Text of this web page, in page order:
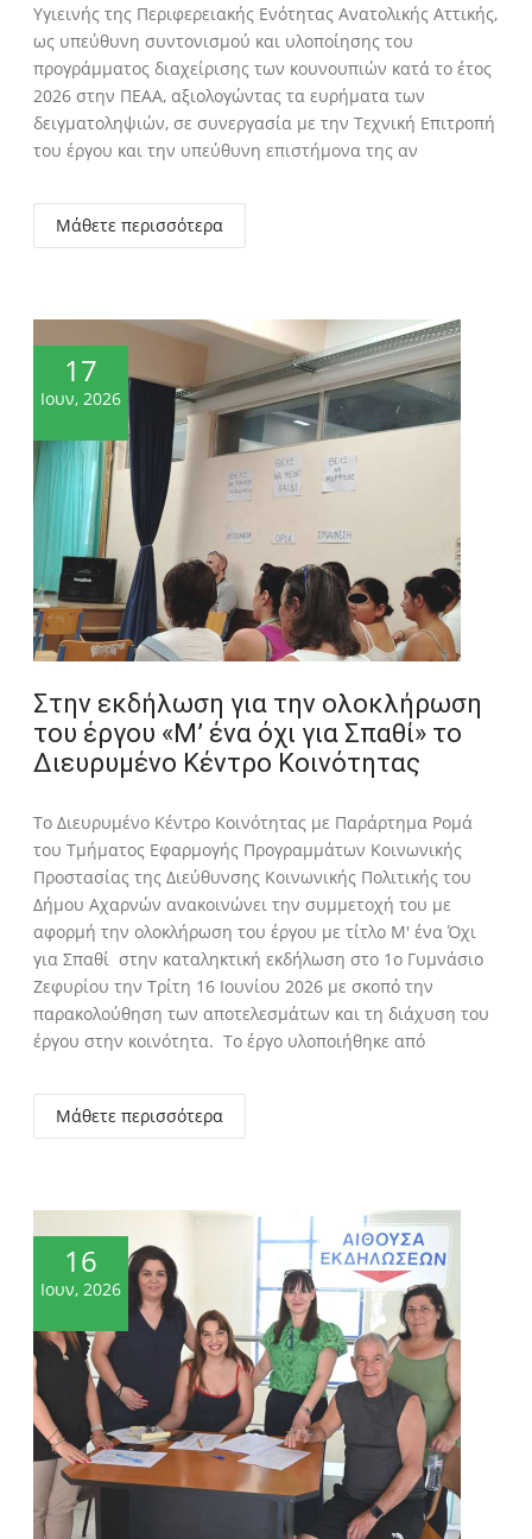
Υγιεινής της Περιφερειακής Ενότητας Ανατολικής Αττικής,
ως υπεύθυνη συντονισμού και υλοποίησης του
προγράμματος διαχείρισης των κουνουπιών κατά το έτος
2026 στην ΠΕΑΑ, αξιολογώντας τα ευρήματα των
δειγματοληψιών, σε συνεργασία με την Τεχνική Επιτροπή
του έργου και την υπεύθυνη επιστήμονα της αν
Μάθετε περισσότερα
17
Ιουν, 2026
Στην εκδήλωση για την ολοκλήρωση
του έργου «Μ’ ένα όχι για Σπαθί» το
Διευρυμένο Κέντρο Κοινότητας
Tο Διευρυμένο Κέντρο Κοινότητας με Παράρτημα Ρομά
του Τμήματος Εφαρμογής Προγραμμάτων Κοινωνικής
Προστασίας της Διεύθυνσης Κοινωνικής Πολιτικής του
Δήμου Αχαρνών ανακοινώνει την συμμετοχή του με
αφορμή την ολοκλήρωση του έργου με τίτλο Μ' ένα Όχι
για Σπαθί στην καταληκτική εκδήλωση στο 1ο Γυμνάσιο
Ζεφυρίου την Τρίτη 16 Ιουνίου 2026 με σκοπό την
παρακολούθηση των αποτελεσμάτων και τη διάχυση του
έργου στην κοινότητα. Το έργο υλοποιήθηκε από
Μάθετε περισσότερα
16
Ιουν, 2026